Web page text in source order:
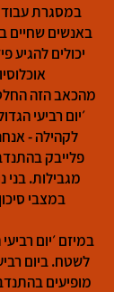
במסגרת
באנשים שחיים
יכולים להגיע
מהכאב הזה
׳יום רביעי
לקהילה -
פלייבק
מגבילות. בני
במצבי
במיזם ׳יום
לשטח. ביום
מופיעים